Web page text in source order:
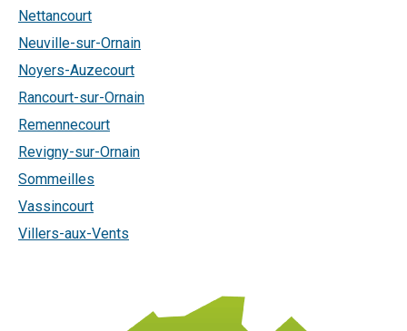
Nettancourt
Neuville-sur-Ornain
Noyers-Auzecourt
Rancourt-sur-Ornain
Remennecourt
Revigny-sur-Ornain
Sommeilles
Vassincourt
Villers-aux-Vents